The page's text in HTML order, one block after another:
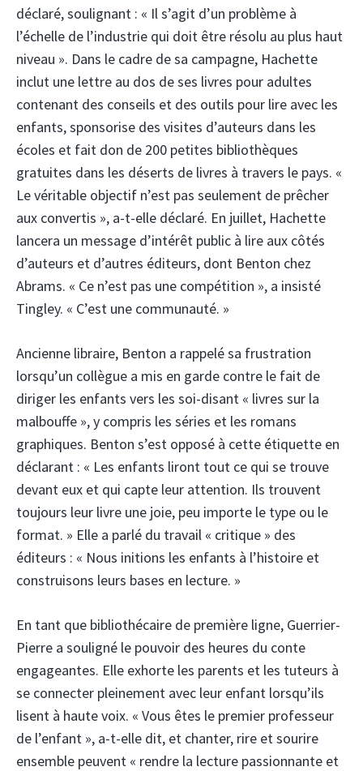
déclaré, soulignant : « Il s’agit d’un problème à
l’échelle de l’industrie qui doit être résolu au plus haut
niveau ». Dans le cadre de sa campagne, Hachette
inclut une lettre au dos de ses livres pour adultes
contenant des conseils et des outils pour lire avec les
enfants, sponsorise des visites d’auteurs dans les
écoles et fait don de 200 petites bibliothèques
gratuites dans les déserts de livres à travers le pays. «
Le véritable objectif n’est pas seulement de prêcher
aux convertis », a-t-elle déclaré. En juillet, Hachette
lancera un message d’intérêt public à lire aux côtés
d’auteurs et d’autres éditeurs, dont Benton chez
Abrams. « Ce n’est pas une compétition », a insisté
Tingley. « C’est une communauté. »
Ancienne libraire, Benton a rappelé sa frustration
lorsqu’un collègue a mis en garde contre le fait de
diriger les enfants vers les soi-disant « livres sur la
malbouffe », y compris les séries et les romans
graphiques. Benton s’est opposé à cette étiquette en
déclarant : « Les enfants liront tout ce qui se trouve
devant eux et qui capte leur attention. Ils trouvent
toujours leur livre une joie, peu importe le type ou le
format. » Elle a parlé du travail « critique » des
éditeurs : « Nous initions les enfants à l’histoire et
construisons leurs bases en lecture. »
En tant que bibliothécaire de première ligne, Guerrier-
Pierre a souligné le pouvoir des heures du conte
engageantes. Elle exhorte les parents et les tuteurs à
se connecter pleinement avec leur enfant lorsqu’ils
lisent à haute voix. « Vous êtes le premier professeur
de l’enfant », a-t-elle dit, et chanter, rire et sourire
ensemble peuvent « rendre la lecture passionnante et